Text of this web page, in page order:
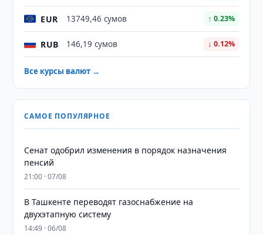
EUR 13749,46 сумов ↑ 0.23%
RUB 146,19 сумов ↓ 0.12%
Все курсы валют →
САМОЕ ПОПУЛЯРНОЕ
Сенат одобрил изменения в порядок назначения
пенсий
21:00 · 07/08
В Ташкенте переводят газоснабжение на
двухэтапную систему
14:49 · 06/08